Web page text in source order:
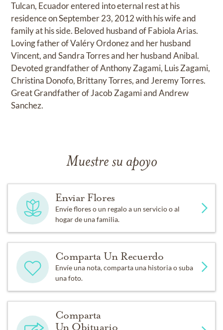
Tulcan, Ecuador entered into eternal rest at his
residence on September 23, 2012 with his wife and
family at his side. Beloved husband of Fabiola Arias.
Loving father of Valéry Ordonez and her husband
Vincent, and Sandra Torres and her husband Anibal.
Devoted grandfather of Anthony Zagami, Luis Zagami,
Christina Donofo, Brittany Torres, and Jeremy Torres.
Great Grandfather of Jacob Zagami and Andrew
Sanchez.
Muestre su apoyo
Enviar Flores
Envíe flores o un regalo a un servicio o al
hogar de una familia.
Comparta Un Recuerdo
Envíe una nota, comparta una historia o suba
una foto.
Comparta
Un Obituario